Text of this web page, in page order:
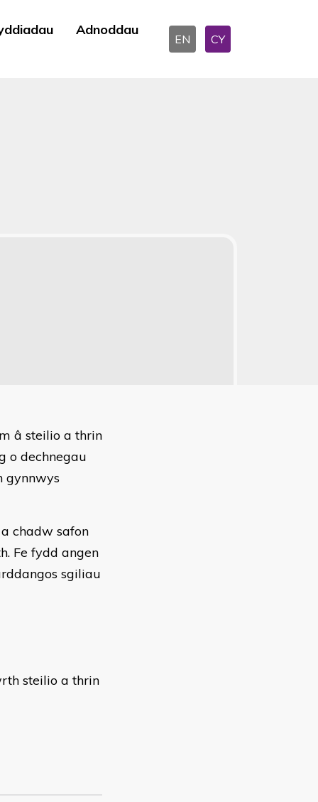
Adnoddau
EN CY
â steilio a thrin
o dechnegau
gynnwys
chadw safon
Fe fydd angen
sgiliau
steilio a thrin